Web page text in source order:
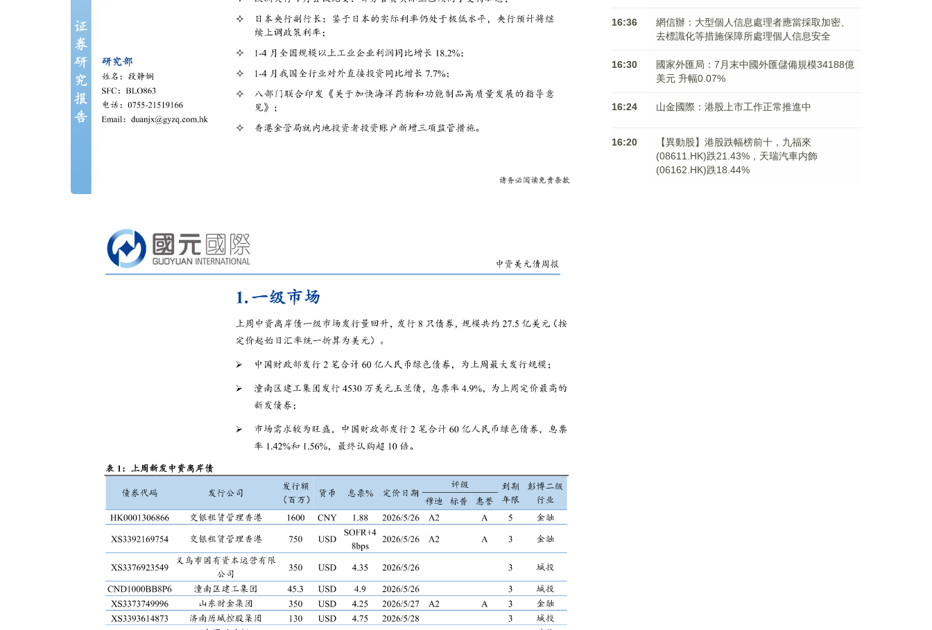
16:36
網信辦：大型個人信息處理者應當採取加密、
去標識化等措施保障所處理個人信息安全
16:30
國家外匯局：7月末中國外匯儲備規模34188億
美元 升幅0.07%
16:24 山金國際：港股上市工作正常推進中
16:20
【異動股】港股跌幅榜前十，九福來
(08611.HK)跌21.43%，天瑞汽車内飾
(06162.HK)跌18.44%